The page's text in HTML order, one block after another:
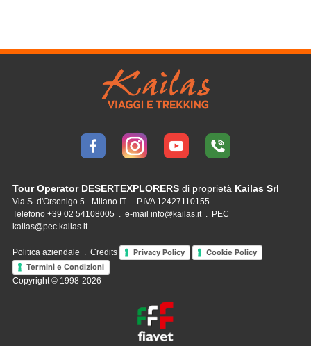
Tour Operator DESERTEXPLORERSdi proprietà Kailas Srl
Via S. d'Orsenigo 5 - Milano IT . P.IVA 12427110155
Telefono +39 02 54108005 . e-mail info@kailas.it. PEC
kailas@pec.kailas.it
Politica aziendale . Credits Privacy Policy
Cookie Policy
Termini e Condizioni
Copyright © 1998-2026